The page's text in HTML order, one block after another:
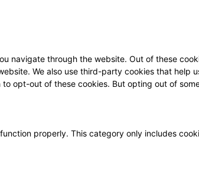
navigate through the website. Out of these
We also use third-party cookies that
opt-out of these cookies. But opting out of
properly. This category only includes